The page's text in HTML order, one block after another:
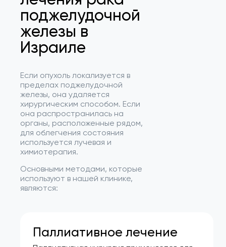
поджелудочной
железы в
Израиле
Если опухоль локализуется в
пределах поджелудочной
железы, она удаляется
хирургическим способом. Если
она распространилась на
органы, расположенные рядом,
для облегчения состояния
используется лучевая и
химиотерапия.
Основными методами, которые
используют в нашей клинике,
являются:
Паллиативное лечение